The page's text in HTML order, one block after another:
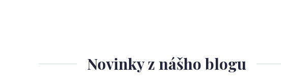
Novinky z nášho blogu